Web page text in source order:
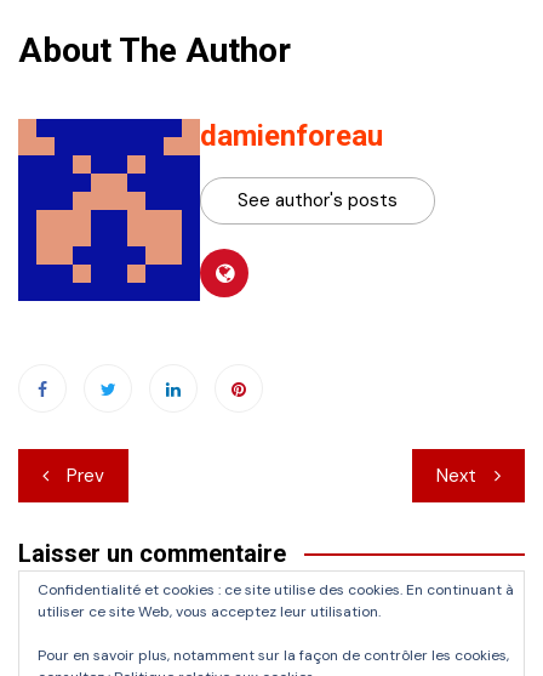
About The Author
damienforeau
See author's posts
Navigation
de
l’article
Prev Next
Laisser un commentaire
Vous devezvous connecterpour publier un commentaire.
Confidentialité et cookies : ce site utilise des cookies. En continuant à
utiliser ce site Web, vous acceptez leur utilisation.
Pour en savoir plus, notamment sur la façon de contrôler les cookies,